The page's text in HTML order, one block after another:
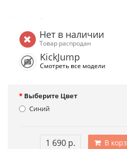
Нет в наличии
Товар распродан
KickJump
Смотреть все модели
Выберите Цвет
Синий
1 690 р. В